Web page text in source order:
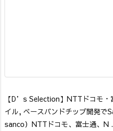
【D’s Selection】 NTTドコモ・
イル, ベースバンドチップ開発で
sanco） NTTドコモ、富士通、N